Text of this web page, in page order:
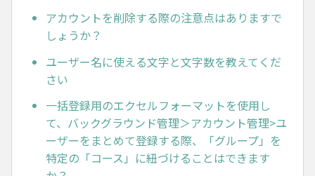
アカウントを削除する際の注意点はありますで
しょうか？
ユーザー名に使える文字と文字数を教えてくだ
さい
一括登録用のエクセルフォーマットを使用し
て、バックグラウンド管理＞アカウント管理>ユ
ーザーをまとめて登録する際、「グループ」を
特定の「コース」に紐づけることはできます